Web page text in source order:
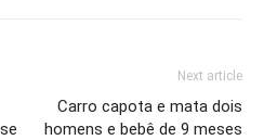
Next article
Carro capota e mata dois
homens e bebê de 9 meses